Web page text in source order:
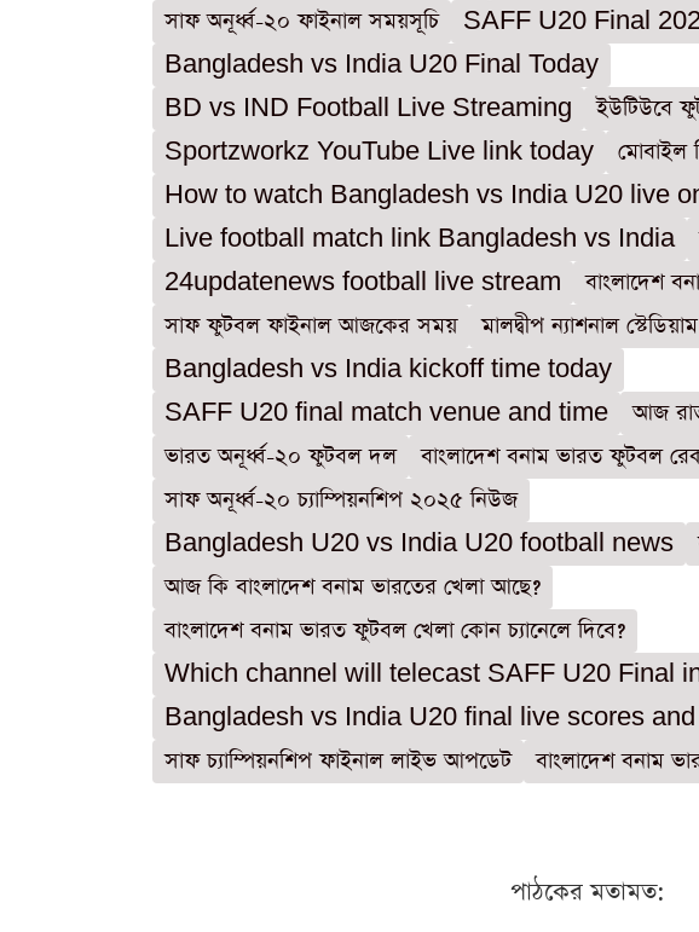
সাফ অনূর্ধ্ব-২০ ফাইনাল সময়সূচি
SAFF U20 Final
Bangladesh vs India U20 Final Today
BD vs IND Football Live Streaming
ইউটিউবে
Sportzworkz YouTube Live link today
মোবাইল
How to watch Bangladesh vs India U20 live
Live football match link Bangladesh vs India
24updatenews football live stream
বাংলাদেশ
সাফ ফুটবল ফাইনাল আজকের সময়
মালদ্বীপ ন্যাশনাল
Bangladesh vs India kickoff time today
SAFF U20 final match venue and time
আজ
ভারত অনূর্ধ্ব-২০ ফুটবল দল
বাংলাদেশ বনাম ভারত ফুটবল
সাফ অনূর্ধ্ব-২০ চ্যাম্পিয়নশিপ ২০২৫ নিউজ
Bangladesh U20 vs India U20 football news
আজ কি বাংলাদেশ বনাম ভারতের খেলা আছে?
বাংলাদেশ বনাম ভারত ফুটবল খেলা কোন চ্যানেলে দিবে?
Which channel will telecast SAFF U20 Final
Bangladesh vs India U20 final live scores
সাফ চ্যাম্পিয়নশিপ ফাইনাল লাইভ আপডেট
বাংলাদেশ বনাম
পাঠকের মতামত: